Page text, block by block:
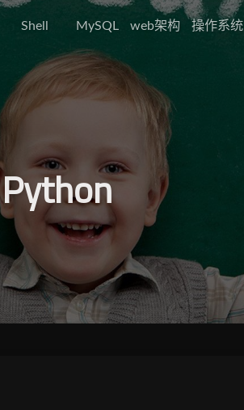
Shell MySQL web架构 操作系统
Python